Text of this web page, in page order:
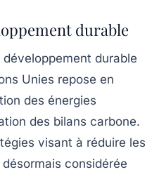
durable
durable
Unies repose en
des énergies
des bilans carbone.
visant à réduire les
considérée